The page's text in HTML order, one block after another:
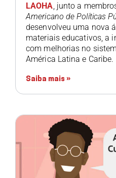
LAOHA , junto a
Americano de Políticas
desenvolveu uma nova
materiais educativos, a
com melhorias no
América Latina e Caribe.
Saiba mais »